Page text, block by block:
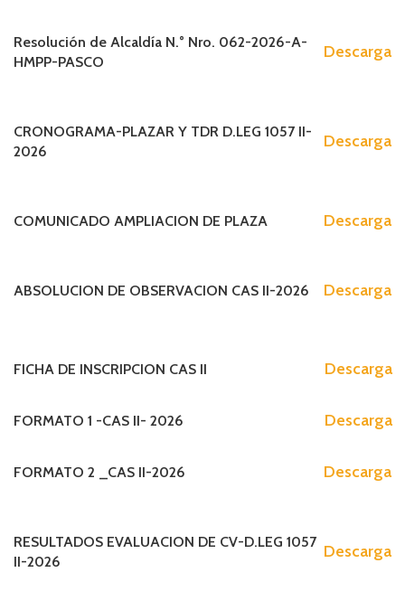
Resolución de Alcaldía N.° Nro. 062-2026-A-
HMPP-PASCO
Descarga
CRONOGRAMA-PLAZAR Y TDR D.LEG 1057 II-
2026
Descarga
COMUNICADO AMPLIACION DE PLAZA Descarga
ABSOLUCION DE OBSERVACION CAS II-2026 Descarga
FICHA DE INSCRIPCION CAS II Descarga
FORMATO 1 -CAS II- 2026 Descarga
FORMATO 2 _CAS II-2026 Descarga
RESULTADOS EVALUACION DE CV-D.LEG 1057
II-2026
Descarga